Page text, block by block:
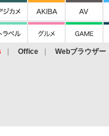
Office Webブラウザー